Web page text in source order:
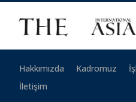
Hakkımızda Kadromuz
İletişim